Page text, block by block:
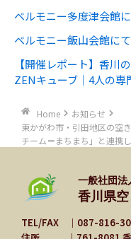
ベルモニー多度津会館
ベルモニー飯山会館に
【開催レポート】香川
ZENキューブ｜4人の
Home
お知らせ
東かがわ市・引田地区の空
チーム＝まちまち」と連携
一般社団法
香川県
TEL/FAX ｜ 087-816-